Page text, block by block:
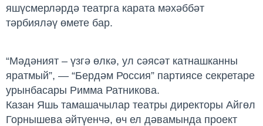
яшүсмерләрдә театрга карата мәхәббәт
тәрбияләү өмете бар.
“Мәдәният – үзгә өлкә, ул сәясәт катнашканны
яратмый”, — “Бердәм Россия” партиясе секретаре
урынбасары Римма Ратникова.
Казан Яшь тамашачылар театры директоры Айгөл
Горнышева әйтүенчә, өч ел дәвамында проект